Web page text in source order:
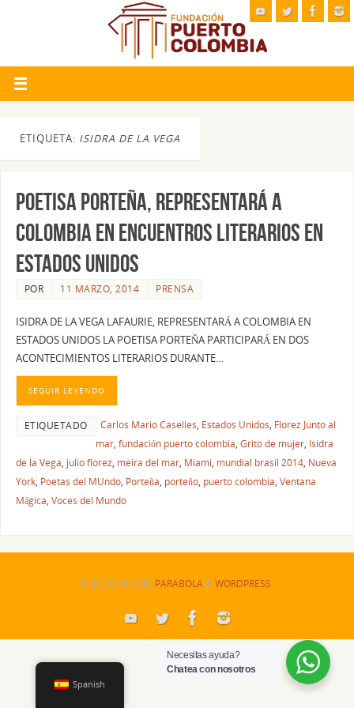
ETIQUETA: ISIDRA DE LA VEGA
POETISA PORTEÑA, REPRESENTARÁ A
COLOMBIA EN ENCUENTROS LITERARIOS EN
ESTADOS UNIDOS
POR 11 MARZO, 2014 PRENSA
ISIDRA DE LA VEGA LAFAURIE, REPRESENTARÁ A COLOMBIA EN
ESTADOS UNIDOS LA POETISA PORTEÑA PARTICIPARÁ EN DOS
ACONTECIMIENTOS LITERARIOS DURANTE…
SEGUIR LEYENDO
ETIQUETADO Carlos Mario Caselles, Estados Unidos, Florez Junto al
mar, fundación puerto colombia, Grito de mujer, Isidra
de la Vega, julio florez, meira del mar, Miami, mundial brasil 2014, Nueva
York, Poetas del MUndo, Porteña, porteño, puerto colombia, Ventana
Mágica, Voces del Mundo
FUNCIONA CON PARABOLA&WORDPRESS.
Spanish
Necesitas ayuda?
Chatea con nosotros